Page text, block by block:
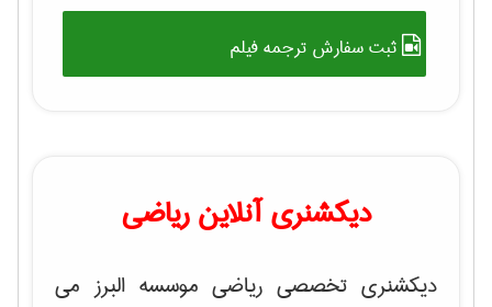
ثبت سفارش ترجمه فیلم
دیکشنری آنلاین ریاضی
دیکشنری تخصصی ریاضی موسسه البرز می